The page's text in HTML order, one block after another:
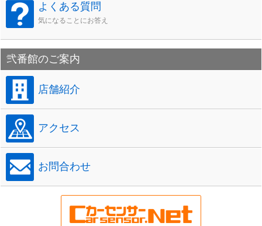
よくある質問
気になることにお答え
弐番館のご案内
店舗紹介
アクセス
お問合わせ